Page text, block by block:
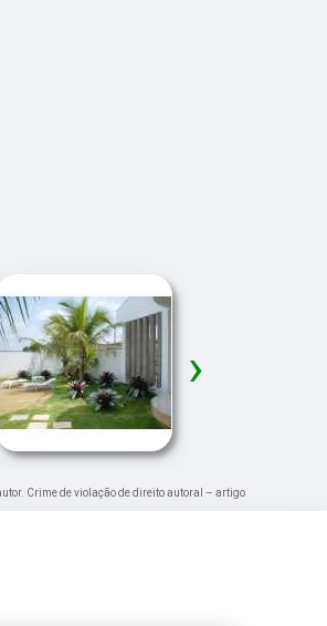
›
Crime de violação de direito autoral – artigo